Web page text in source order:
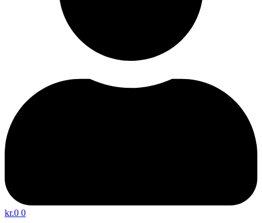
kr.0 0